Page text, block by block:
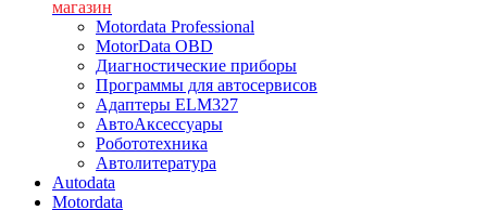
магазин
Motordata Professional
MotorData OBD
Диагностические приборы
Программы для автосервисов
Адаптеры ELM327
АвтоАксессуары
Робототехника
Автолитература
Autodata
Motordata